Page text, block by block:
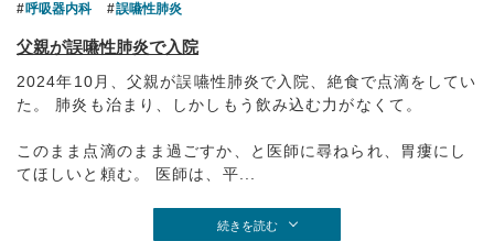
呼吸器内科 誤嚥性肺炎
父親が誤嚥性肺炎で入院
2024年10月、父親が誤嚥性肺炎で入院、絶食で点滴をしてい
た。 肺炎も治まり、しかしもう飲み込む力がなくて。
このまま点滴のまま過ごすか、と医師に尋ねられ、胃瘻にし
てほしいと頼む。 医師は、平...
続きを読む